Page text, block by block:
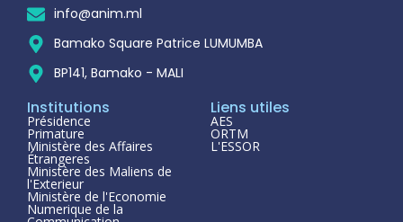
info@anim.ml
Bamako Square Patrice LUMUMBA
BP141, Bamako - MALI
Institutions
Présidence
Primature
Ministère des Affaires
Étrangeres
Ministère des Maliens de
l'Exterieur
Ministère de l'Economie
Numerique de la
Liens utiles
AES
ORTM
L'ESSOR